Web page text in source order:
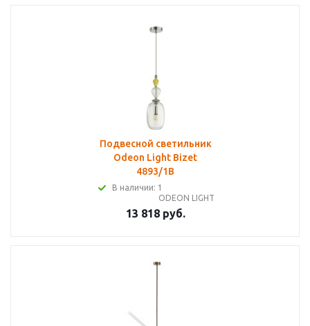
Подвесной светильник
Odeon Light Bizet
4893/1B
В наличии: 1
ODEON LIGHT
13 818 руб.